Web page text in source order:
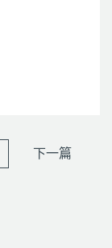
下一篇